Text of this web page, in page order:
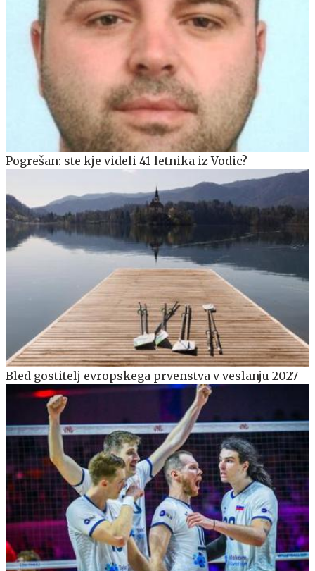
Pogrešan: ste kje videli 41-letnika iz Vodic?
Bled gostitelj evropskega prvenstva v veslanju 2027